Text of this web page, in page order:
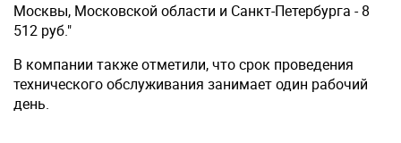
Москвы, Московской области и Санкт-Петербурга - 8
512 руб."
В компании также отметили, что срок проведения
технического обслуживания занимает один рабочий
день.